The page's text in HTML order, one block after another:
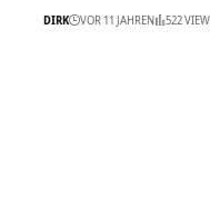
DIRK VOR 11 JAHREN 522